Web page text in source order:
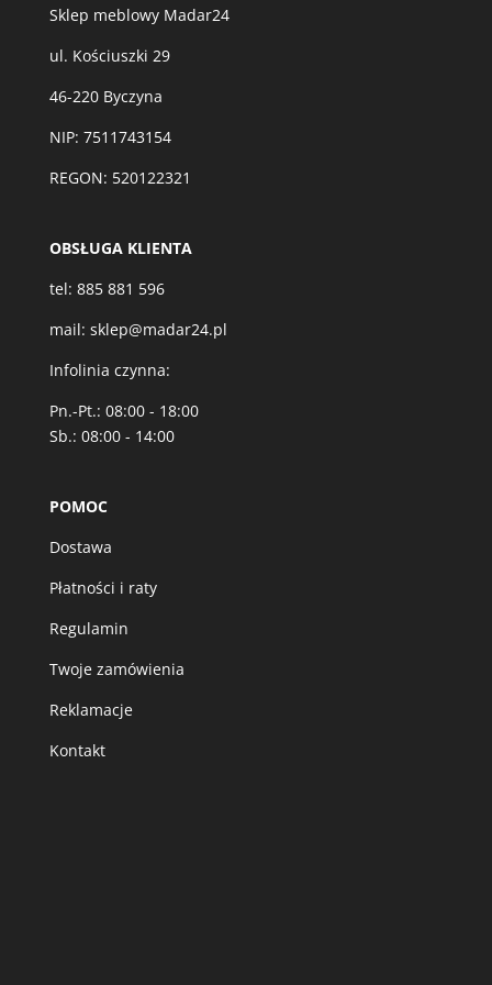
Sklep meblowy Madar24
ul. Kościuszki 29
46-220 Byczyna
NIP: 7511743154
REGON: 520122321
OBSŁUGA KLIENTA
tel: 885 881 596
mail: sklep@madar24.pl
Infolinia czynna:
Pn.-Pt.: 08:00 - 18:00
Sb.: 08:00 - 14:00
POMOC
Dostawa
Płatności i raty
Regulamin
Twoje zamówienia
Reklamacje
Kontakt